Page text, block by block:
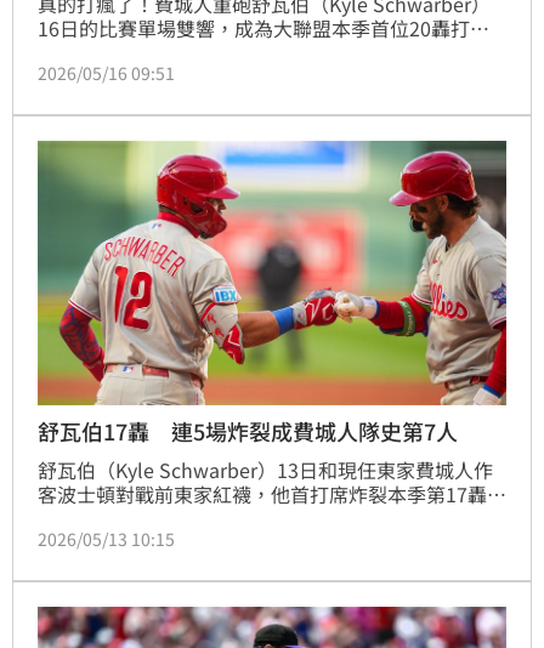
16日的比賽單場雙響，成為大聯盟本季首位20轟打
國聯和大聯盟第1。
2026/05/16 09:51
舒瓦伯17轟 連5場炸裂成費城人隊史第7人
舒瓦伯（Kyle Schwarber）13日和現任東家費城人作
客波士頓對戰前東家紅襪，他首打席炸裂本季第17轟，
球員，距離大聯盟紀錄還差3場。
2026/05/13 10:15